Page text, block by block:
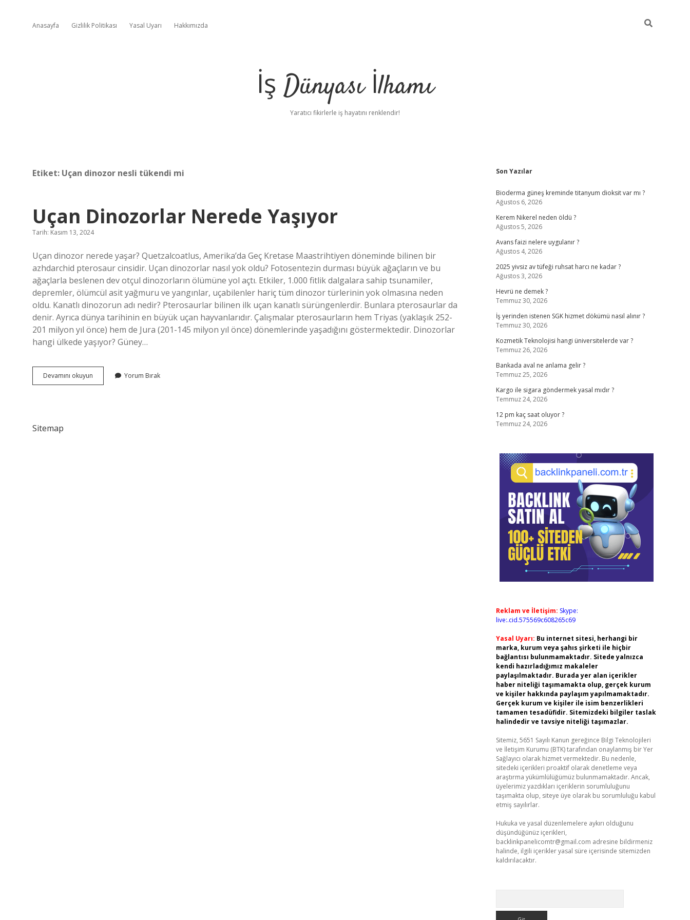
Anasayfa Gizlilik Politikası Yasal Uyarı Hakkımızda
İş Dünyası İlhamı
Yaratıcı fikirlerle iş hayatını renklendir!
Etiket: Uçan dinozor nesli tükendi mi
Uçan Dinozorlar Nerede Yaşıyor
Tarih: Kasım 13, 2024
Uçan dinozor nerede yaşar? Quetzalcoatlus, Amerika’da Geç Kretase Maastrihtiyen döneminde bilinen bir
azhdarchid pterosaur cinsidir. Uçan dinozorlar nasıl yok oldu? Fotosentezin durması büyük ağaçların ve bu
ağaçlarla beslenen dev otçul dinozorların ölümüne yol açtı. Etkiler, 1.000 fitlik dalgalara sahip tsunamiler,
depremler, ölümcül asit yağmuru ve yangınlar, uçabilenler hariç tüm dinozor türlerinin yok olmasına neden
oldu. Kanatlı dinozorun adı nedir? Pterosaurlar bilinen ilk uçan kanatlı sürüngenlerdir. Bunlara pterosaurlar da
denir. Ayrıca dünya tarihinin en büyük uçan hayvanlarıdır. Çalışmalar pterosaurların hem Triyas (yaklaşık 252-
201 milyon yıl önce) hem de Jura (201-145 milyon yıl önce) dönemlerinde yaşadığını göstermektedir. Dinozorlar
hangi ülkede yaşıyor? Güney…
Devamını okuyun
Dinozorlar
Yorum Bırak
Sitemap
Sidebar
Son Yazılar
Bioderma güneş kreminde titanyum dioksit var mı ?
Ağustos 6, 2026
Kerem Nikerel neden öldü ?
Ağustos 5, 2026
Avans faizi nelere uygulanır ?
Ağustos 4, 2026
2025 yivsiz av tüfeği ruhsat harcı ne kadar ?
Ağustos 3, 2026
Hevrü ne demek ?
Temmuz 30, 2026
İş yerinden istenen SGK hizmet dökümü nasıl alınır ?
Temmuz 30, 2026
Kozmetik Teknolojisi hangi üniversitelerde var ?
Temmuz 26, 2026
Bankada aval ne anlama gelir ?
Temmuz 25, 2026
Kargo ile sigara göndermek yasal mıdır ?
Temmuz 24, 2026
12 pm kaç saat oluyor ?
Temmuz 24, 2026
Reklam ve İletişim: Skype:
live:.cid.575569c608265c69
Yasal Uyarı: Bu internet sitesi, herhangi bir
marka, kurum veya şahıs şirketi ile hiçbir
bağlantısı bulunmamaktadır. Sitede yalnızca
kendi hazırladığımız makaleler
paylaşılmaktadır. Burada yer alan içerikler
haber niteliği taşımamakta olup, gerçek kurum
ve kişiler hakkında paylaşım yapılmamaktadır.
Gerçek kurum ve kişiler ile isim benzerlikleri
tamamen tesadüfidir. Sitemizdeki bilgiler taslak
halindedir ve tavsiye niteliği taşımazlar.
Sitemiz, 5651 Sayılı Kanun gereğince Bilgi Teknolojileri
ve İletişim Kurumu (BTK) tarafından onaylanmış bir Yer
Sağlayıcı olarak hizmet vermektedir. Bu nedenle,
sitedeki içerikleri proaktif olarak denetleme veya
araştırma yükümlülüğümüz bulunmamaktadır. Ancak,
üyelerimiz yazdıkları içeriklerin sorumluluğunu
taşımakta olup, siteye üye olarak bu sorumluluğu kabul
etmiş sayılırlar.
Hukuka ve yasal düzenlemelere aykırı olduğunu
düşündüğünüz içerikleri,
backlinkpanelicomtr@gmail.com adresine bildirmeniz
halinde, ilgili içerikler yasal süre içerisinde sitemizden
kaldırılacaktır.